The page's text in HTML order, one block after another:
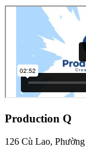
Production Q
126 Cù Lao,